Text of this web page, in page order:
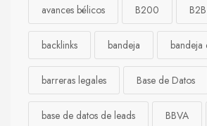
avances bélicos B200 B2B
backlinks bandeja bandeja
barreras legales Base de Datos
base de datos de leads BBVA